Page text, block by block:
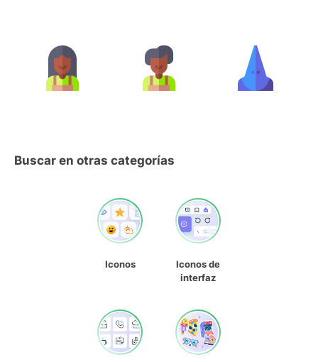
Buscar en otras categorías
Iconos
Iconos de
interfaz